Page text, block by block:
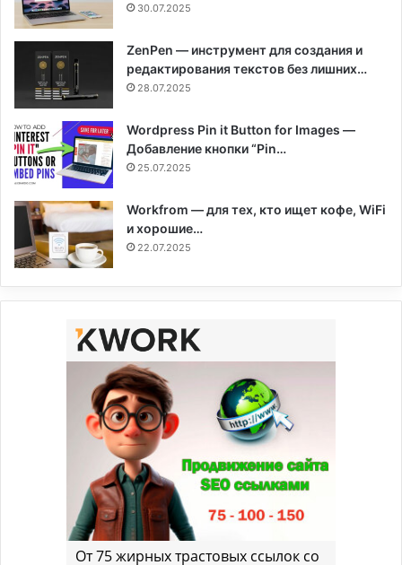
30.07.2025
ZenPen — инструмент для создания и
редактирования текстов без лишних…
28.07.2025
Wordpress Pin it Button for Images —
Добавление кнопки “Pin…
25.07.2025
Workfrom — для тех, кто ищет кофе, WiFi
и хорошие…
22.07.2025